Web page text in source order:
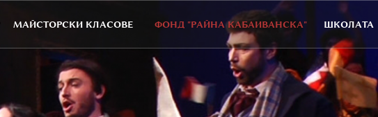
МАЙСТОРСКИ КЛАСОВЕ ФОНД "РАЙНА КАБАИВАНСКА" ШКОЛАТА